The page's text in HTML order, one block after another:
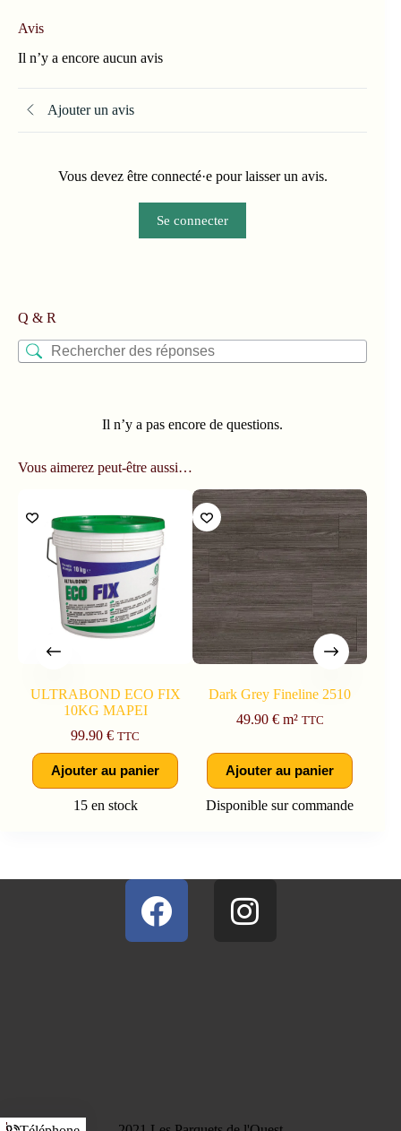
Avis
Il n’y a encore aucun avis
Ajouter un avis
Vous devez être connecté·e pour laisser un avis.
Se connecter
Q & R
Il n’y a pas encore de questions.
Vous aimerez peut-être aussi…
ULTRABOND ECO FIX
10KG MAPEI
99.90€ TTC
Ajouter au panier
15 en stock
Dark Grey Fineline 2510
49.90 €m² TTC
Ajouter au panier
Disponible sur commande